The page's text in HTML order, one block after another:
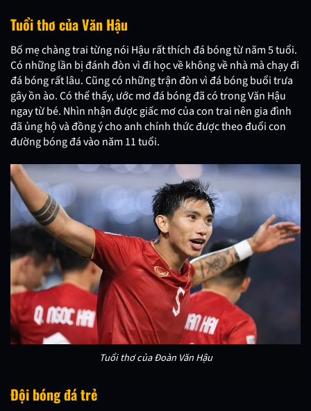
Tuổi thơ của Văn Hậu
Bố mẹ chàng trai từng nói Hậu rất thích đá bóng từ năm 5 tuổi.
Có những lần bị đánh đòn vì đi học về không về nhà mà chạy đi
đá bóng rất lâu. Cũng có những trận đòn vì đá bóng buổi trưa
gây ồn ào. Có thể thấy, ước mơ đá bóng đã có trong Văn Hậu
ngay từ bé. Nhìn nhận được giấc mơ của con trai nên gia đình
đã ủng hộ và đồng ý cho anh chính thức được theo đuổi con
đường bóng đá vào năm 11 tuổi.
Tuổi thơ của Đoàn Văn Hậu
Đội bóng đá trẻ